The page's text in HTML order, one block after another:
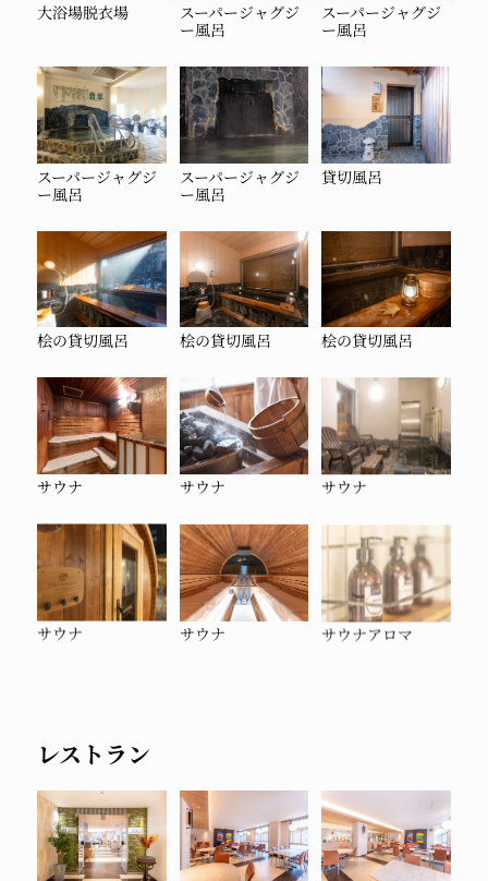
大浴場脱衣場
スーパージャグジ
ー風呂
スーパージャグジ
ー風呂
スーパージャグジ
ー風呂
スーパージャグジ
ー風呂
貸切風呂
桧の貸切風呂 桧の貸切風呂 桧の貸切風呂
サウナ サウナ サウナ
サウナ サウナ サウナアロマ
レストラン